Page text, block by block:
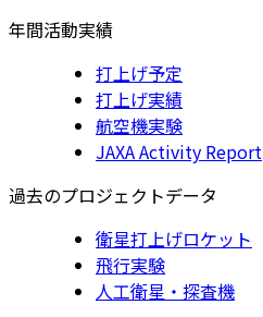
年間活動実績
打上げ予定
打上げ実績
航空機実験
JAXA Activity Report
過去のプロジェクトデータ
衛星打上げロケット
飛行実験
人工衛星・探査機